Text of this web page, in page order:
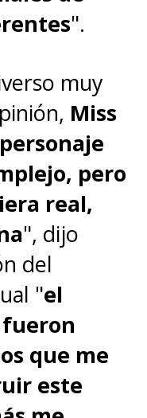
".
muy
Miss
pero
real,
", dijo
del
"el
que me
este